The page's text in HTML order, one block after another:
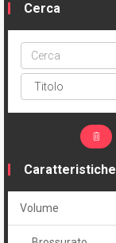
Cerca
Cerca
ptype
Caratteristiche
Volume